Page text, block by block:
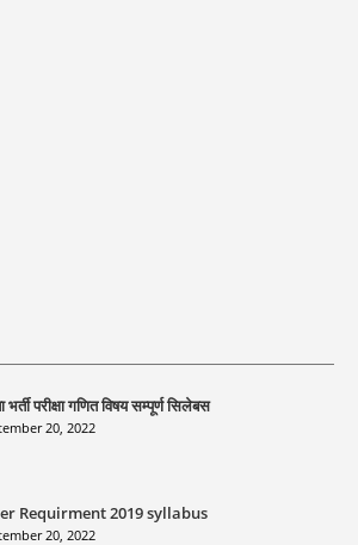
भर्ती परीक्षा गणित विषय सम्पूर्ण सिलेबस
20, 2022
Requirment 2019 syllabus
20, 2022